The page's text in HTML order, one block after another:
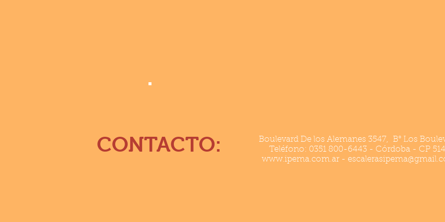
CONTACTO:
Boulevard De los Alemanes 3547, B° Los
Teléfono: 0351 800-6443 - Córdoba - CP
www.ipema.com.ar -